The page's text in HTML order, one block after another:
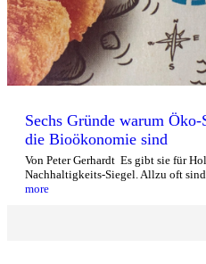
Sechs Gründe warum
die Bioökonomie sind
Von Peter Gerhardt Es gibt sie für
Nachhaltigkeits-Siegel. Allzu oft
more